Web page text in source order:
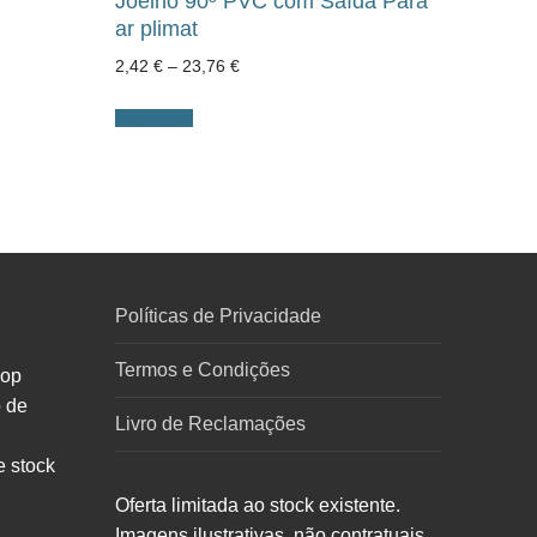
ar plimat
2,42 € – 23,76 €Price
de
stock
Políticas de Privacidade
Termos e Condições
Livro de Reclamações
Oferta limitada ao stock existente.